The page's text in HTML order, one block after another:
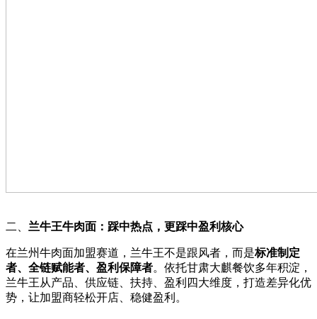
二、 兰牛王牛肉面：踩中热点，更踩中盈利核心
在兰州牛肉面加盟赛道，兰牛王不是跟风者，而是标准制定
者、全链赋能者、盈利保障者。依托甘肃大麒餐饮多年积淀，
兰牛王从产品、供应链、扶持、盈利四大维度，打造差异化优
势，让加盟商轻松开店、稳健盈利。